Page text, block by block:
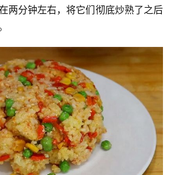
两分钟左右，将它们彻底炒熟了之后